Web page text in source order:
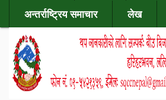
अन्तर्राष्ट्रिय समाचार
लेख